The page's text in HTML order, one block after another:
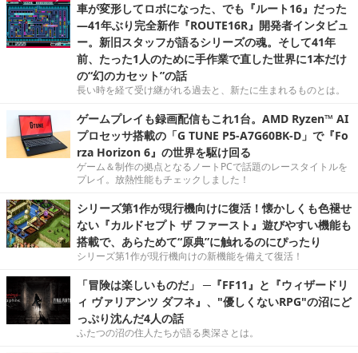
車が変形してロボになった、でも『ルート16』だった
―41年ぶり完全新作『ROUTE16R』開発者インタビュ
ー。新旧スタッフが語るシリーズの魂。そして41年
前、たった1人のために手作業で直した世界に1本だけ
の“幻のカセット”の話
長い時を経て受け継がれる過去と、新たに生まれるものとは。
ゲームプレイも録画配信もこれ1台。AMD Ryzen™ AI
プロセッサ搭載の「G TUNE P5-A7G60BK-D」で『Fo
rza Horizon 6』の世界を駆け回る
ゲーム＆制作の拠点となるノートPCで話題のレースタイトルを
プレイ。放熱性能もチェックしました！
シリーズ第1作が現行機向けに復活！懐かしくも色褪せ
ない『カルドセプト ザ ファースト』遊びやすい機能も
搭載で、あらためて“原典”に触れるのにぴったり
シリーズ第1作が現行機向けの新機能を備えて復活！
「冒険は楽しいものだ」 ─『FF11』と『ウィザードリ
ィ ヴァリアンツ ダフネ』、"優しくないRPG"の沼にど
っぷり沈んだ4人の話
ふたつの沼の住人たちが語る奥深さとは。